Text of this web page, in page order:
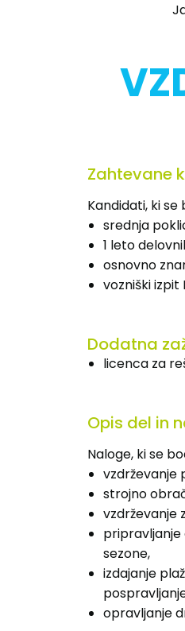
Zahtevane
Kandidati, ki
srednja
1 leto
osnovno
vozniški izpit
Dodatna
licenca za
Opis del in
Naloge, ki se
vzdrževanje
strojno
vzdrževanje
pripravljanje
sezone,
izdajanje
opravljanje